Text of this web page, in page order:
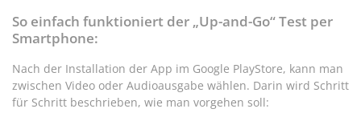
So einfach funktioniert der „Up-and-Go“ Test per
Smartphone:
Nach der Installation der App im Google PlayStore, kann man
zwischen Video oder Audioausgabe wählen. Darin wird Schritt
für Schritt beschrieben, wie man vorgehen soll: